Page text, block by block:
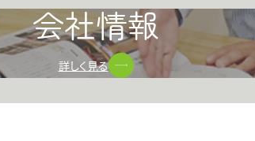
会社情報
詳しく見る